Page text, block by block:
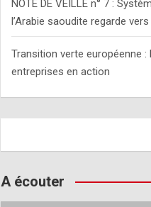
NOTE DE VEILLE n° 7 :
l’Arabie saoudite regarde
Transition verte européenne :
entreprises en action
A écouter